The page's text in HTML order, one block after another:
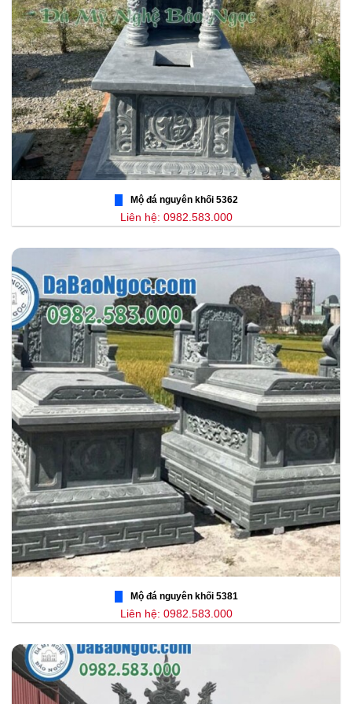
Mộ đá nguyên khối 5362
Liên hệ: 0982.583.000
Mộ đá nguyên khối 5381
Liên hệ: 0982.583.000